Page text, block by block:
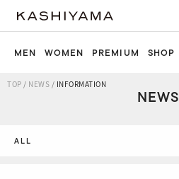
MEN WOMEN PREMIUM SHOP
TOP / NEWS / INFORMATION
NEWS
ALL